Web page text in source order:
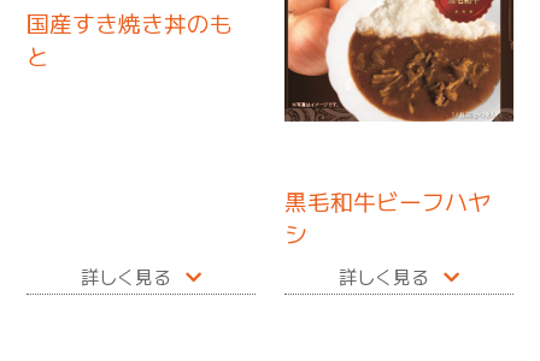
国産すき焼き丼のも
と
詳しく見る
黒毛和牛ビーフハヤ
シ
詳しく見る